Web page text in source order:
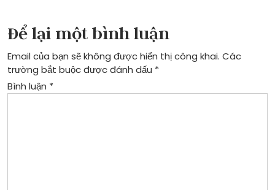
bài
viết
Để lại một bình luận
Email của bạn sẽ không được hiển thị công khai. Các
trường bắt buộc được đánh dấu *
Bình luận *